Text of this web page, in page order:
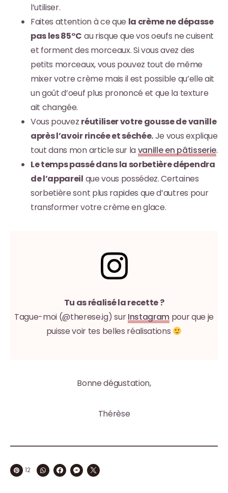
l’utiliser.
Faites attention à ce que la crème ne dépasse
pas les 85°C au risque que vos oeufs ne cuisent
et forment des morceaux. Si vous avez des
petits morceaux, vous pouvez tout de même
mixer votre crème mais il est possible qu’elle ait
un goût d’oeuf plus prononcé et que la texture
ait changée.
Vous pouvez réutiliser votre gousse de vanille
après l’avoir rincée et séchée.Je vous explique
tout dans mon article sur lavanille en pâtisserie.
Le temps passé dans la sorbetière dépendra
de l’appareil que vous possédez. Certaines
sorbetière sont plus rapides que d’autres pour
transformer votre crème en glace.
Tu as réalisé la recette ?
Tague-moi (@therese.ig) surInstagram pour que je
puisse voir tes belles réalisations
Bonne dégustation,
Thérèse
12